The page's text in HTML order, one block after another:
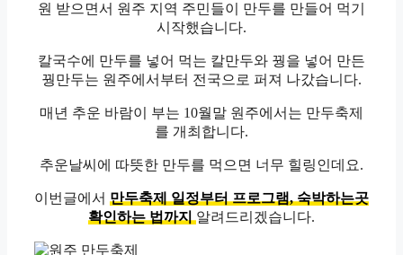
원 받으면서 원주 지역 주민들이 만두를 만들어 먹기
시작했습니다.
칼국수에 만두를 넣어 먹는 칼만두와 꿩을 넣어 만든
꿩만두는 원주에서부터 전국으로 퍼져 나갔습니다.
매년 추운 바람이 부는 10월말 원주에서는 만두축제
를 개최합니다.
추운날씨에 따뜻한 만두를 먹으면 너무 힐링인데요.
이번글에서 만두축제 일정부터 프로그램, 숙박하는곳
확인하는 법까지 알려드리겠습니다.